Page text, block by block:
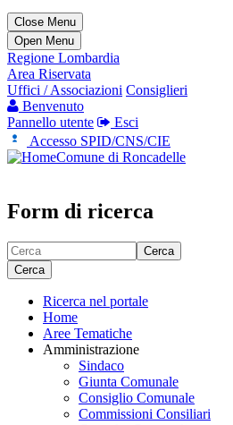
Close Menu
Open Menu
Regione Lombardia
Area Riservata
Uffici / Associazioni Consiglieri
Benvenuto
Pannello utente
Esci
Accesso SPID/CNS/CIE
Comune di Roncadelle
Form di ricerca
Cerca
Cerca
Ricerca nel portale
Home
Aree Tematiche
Amministrazione
Sindaco
Giunta Comunale
Consiglio Comunale
Commissioni Consiliari